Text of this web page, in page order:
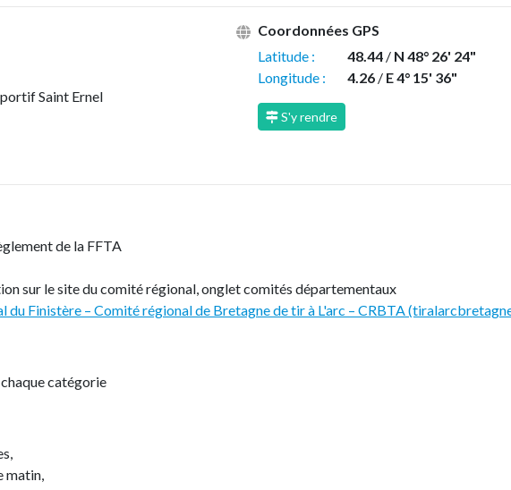
Saint Ernel
Coordonnées GPS
Latitude :
48.44 / N 48° 26' 24"
Longitude :
4.26 / E 4° 15' 36"
S'y rendre
de la FFTA
sur le site du comité régional, onglet comités départementaux
du Finistère – Comité régional de Bretagne de tir à L'arc – CRBTA
catégorie
matin,